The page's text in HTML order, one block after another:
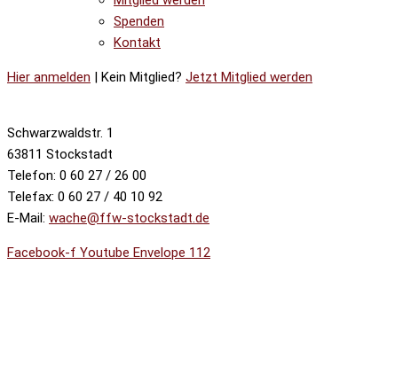
Spenden
Kontakt
Hier anmelden | Kein Mitglied? Jetzt Mitglied werden
Schwarzwaldstr. 1
63811 Stockstadt
Telefon: 0 60 27 / 26 00
Telefax: 0 60 27 / 40 10 92
E-Mail: wache@ffw-stockstadt.de
Facebook-f Youtube Envelope 112